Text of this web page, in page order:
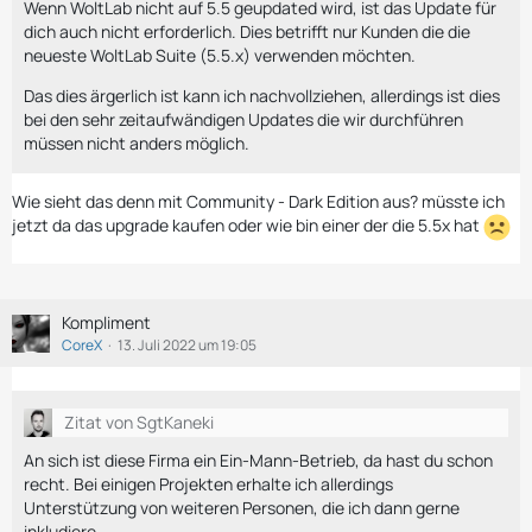
Wenn WoltLab nicht auf 5.5 geupdated wird, ist das Update für
dich auch nicht erforderlich. Dies betrifft nur Kunden die die
neueste WoltLab Suite (5.5.x) verwenden möchten.
Das dies ärgerlich ist kann ich nachvollziehen, allerdings ist dies
bei den sehr zeitaufwändigen Updates die wir durchführen
müssen nicht anders möglich.
Wie sieht das denn mit Community - Dark Edition aus? müsste ich
jetzt da das upgrade kaufen oder wie bin einer der die 5.5x hat
Kompliment
CoreX 13. Juli 2022 um 19:05
Zitat von SgtKaneki
An sich ist diese Firma ein Ein-Mann-Betrieb, da hast du schon
recht. Bei einigen Projekten erhalte ich allerdings
Unterstützung von weiteren Personen, die ich dann gerne